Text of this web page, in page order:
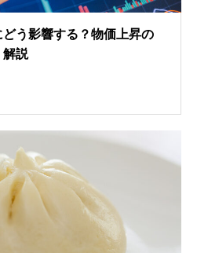
う影響する？物価上昇の
解説